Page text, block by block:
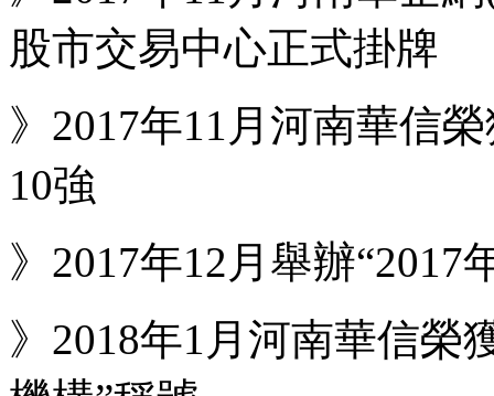
股市交易中心正式掛牌
》2017年11月河南華信
10強
》2017年12月舉辦“2017
》2018年1月河南華信榮